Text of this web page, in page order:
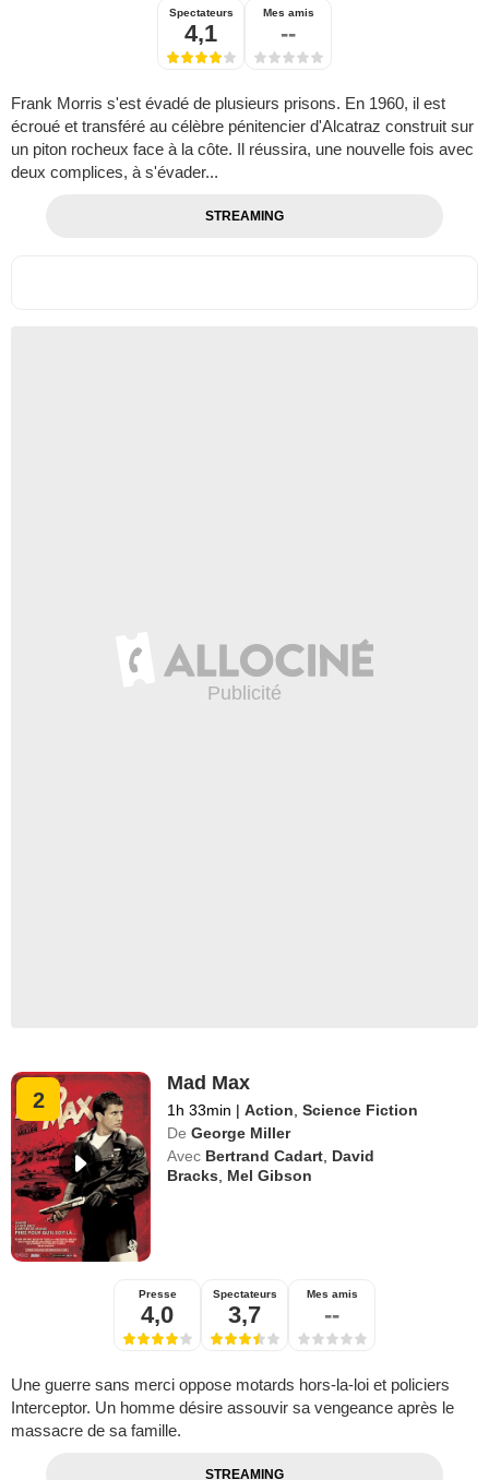
Spectateurs
4,1
Mes amis
--
Frank Morris s'est évadé de plusieurs prisons. En 1960, il est
écroué et transféré au célèbre pénitencier d'Alcatraz construit sur
un piton rocheux face à la côte. Il réussira, une nouvelle fois avec
deux complices, à s'évader...
STREAMING
2
Mad Max
1h 33min | Action ,Science Fiction
De George Miller
Avec Bertrand Cadart David
Bracks
Mel Gibson
Presse
4,0
Spectateurs
3,7
Mes amis
--
Une guerre sans merci oppose motards hors-la-loi et policiers
Interceptor. Un homme désire assouvir sa vengeance après le
massacre de sa famille.
STREAMING